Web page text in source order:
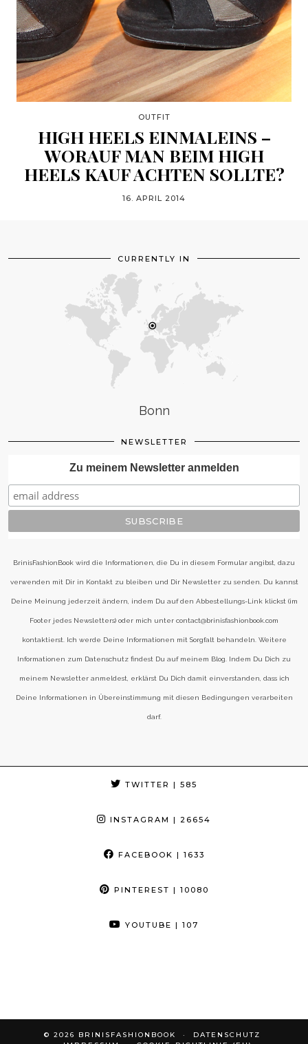
OUTFIT
HIGH HEELS EINMALEINS –
WORAUF MAN BEIM HIGH
HEELS KAUF ACHTEN SOLLTE?
16. APRIL 2014
CURRENTLY IN
Bonn
NEWSLETTER
Zu meinem Newsletter anmelden
BrinisFashionBook wird die Informationen, die Du in diesem Formular angibst, dazu
verwenden mit Dir in Kontakt zu bleiben und Dir Newsletter zu senden. Du kannst
Deine Meinung jederzeit ändern, indem Du auf den Abbestellungs-Link klickst (im
Footer jedes Newsletters) oder mich unter contact@brinisfashionbook.com
kontaktierst. Ich werde Deine Informationen mit Sorgfalt behandeln. Weitere
Informationen zum Datenschutz findest Du auf meinem Blog. Indem Du Dich zu
meinem Newsletter anmeldest, erklärst Du Dich damit einverstanden, dass ich
Deine Informationen in Übereinstimmung mit diesen Bedingungen verarbeiten
darf.
TWITTER | 585
INSTAGRAM | 26654
FACEBOOK | 1633
PINTEREST | 10080
YOUTUBE | 107
© 2026 BRINISFASHIONBOOK
DATENSCHUTZ